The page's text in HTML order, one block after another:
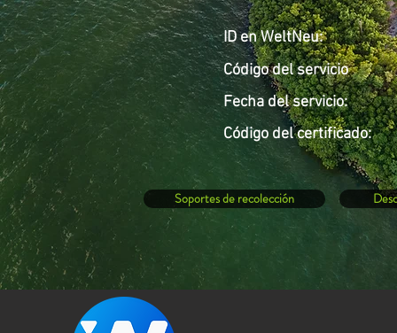
ID en WeltNeu:
Código del servicio
Fecha del servicio:
Código delcertificado:
Soportes de recolección